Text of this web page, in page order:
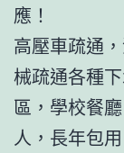
應！
高壓車疏通
械疏通各種
區，學校餐
人，長年包